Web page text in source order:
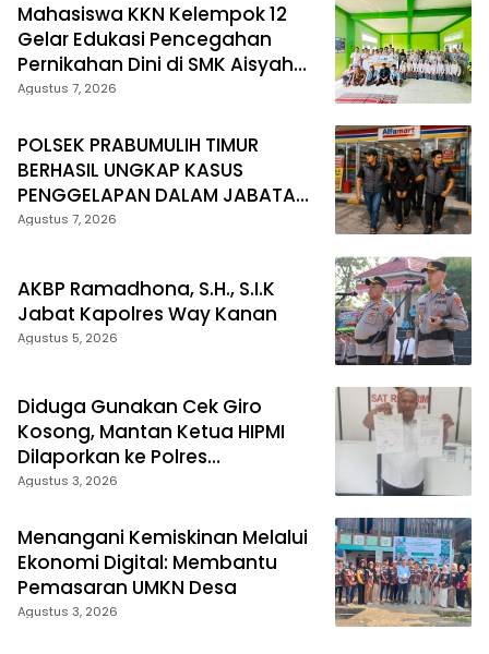
Mahasiswa KKN Kelempok 12
Gelar Edukasi Pencegahan
Pernikahan Dini di SMK Aisyah
Insan Utama Desa Tanjung
Agustus 7, 2026
POLSEK PRABUMULIH TIMUR
BERHASIL UNGKAP KASUS
PENGGELAPAN DALAM JABATAN,
PELAKU DIAMANKAN TEAM
Agustus 7, 2026
AKBP Ramadhona, S.H., S.I.K
Jabat Kapolres Way Kanan
Agustus 5, 2026
Diduga Gunakan Cek Giro
Kosong, Mantan Ketua HIPMI
Dilaporkan ke Polres
Prabumulih
Agustus 3, 2026
Menangani Kemiskinan Melalui
Ekonomi Digital: Membantu
Pemasaran UMKN Desa
Agustus 3, 2026